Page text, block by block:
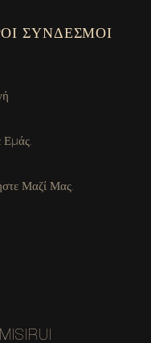
ΣΎΝΔΕΣΜΟΙ
Εμάς.
Μαζί Μας.